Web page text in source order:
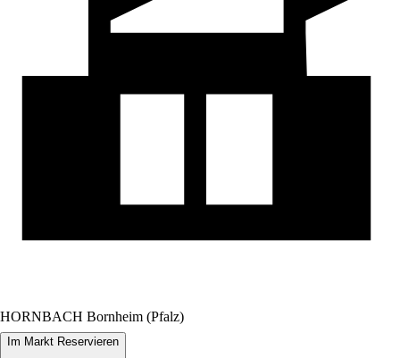
HORNBACH Bornheim (Pfalz)
Im Markt Reservieren